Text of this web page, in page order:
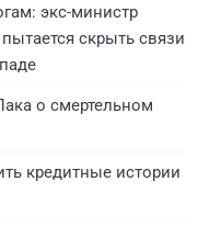
экс-министр
скрыть связи
о смертельном
кредитные истории